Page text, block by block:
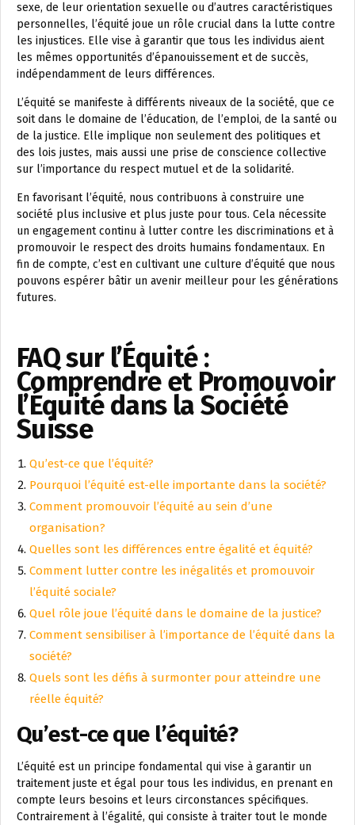
sexe, de leur orientation sexuelle ou d’autres caractéristiques
personnelles, l’équité joue un rôle crucial dans la lutte contre
les injustices. Elle vise à garantir que tous les individus aient
les mêmes opportunités d’épanouissement et de succès,
indépendamment de leurs différences.
L’équité se manifeste à différents niveaux de la société, que ce
soit dans le domaine de l’éducation, de l’emploi, de la santé ou
de la justice. Elle implique non seulement des politiques et
des lois justes, mais aussi une prise de conscience collective
sur l’importance du respect mutuel et de la solidarité.
En favorisant l’équité, nous contribuons à construire une
société plus inclusive et plus juste pour tous. Cela nécessite
un engagement continu à lutter contre les discriminations et à
promouvoir le respect des droits humains fondamentaux. En
fin de compte, c’est en cultivant une culture d’équité que nous
pouvons espérer bâtir un avenir meilleur pour les générations
futures.
FAQ sur l’Équité :
Comprendre et Promouvoir
l’Équité dans la Société
Suisse
Qu’est-ce que l’équité?
Pourquoi l’équité est-elle importante dans la société?
Comment promouvoir l’équité au sein d’une
organisation?
Quelles sont les différences entre égalité et équité?
Comment lutter contre les inégalités et promouvoir
l’équité sociale?
Quel rôle joue l’équité dans le domaine de la justice?
Comment sensibiliser à l’importance de l’équité dans la
société?
Quels sont les défis à surmonter pour atteindre une
réelle équité?
Qu’est-ce que l’équité?
L’équité est un principe fondamental qui vise à garantir un
traitement juste et égal pour tous les individus, en prenant en
compte leurs besoins et leurs circonstances spécifiques.
Contrairement à l’égalité, qui consiste à traiter tout le monde